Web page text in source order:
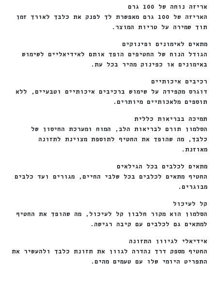
אריזה נוחה של 100 גרם
האריזה של 100 גרם מאפשרת לך לפנק את כלבך לאורך זמן
תוך שמירה על טריות המוצר.
מתאים לאימונים ופינוקים
הגודל הנוח של החטיפים הופך אותם לאידיאליים לשימוש
באימונים או כפינוק מהיר בכל עת.
רכיבים איכותיים
דוגרס מקפידה על שימוש ברכיבים איכותיים וטבעיים, ללא
תוספים מלאכותיים מיותרים.
תמיכה בבריאות כללית
הסלמון תורם לבריאות הלב, המוח ומערכת החיסון של
כלבך, מה שהופך את החטיף לתוספת מצוינת לתזונה
מאוזנת.
מתאים לכלבים בכל הגילאים
החטיף מתאים לכלבים בכל שלבי החיים, מגורים ועד כלבים
מבוגרים.
קל לעיכול
הסלמון הוא מקור חלבון קל לעיכול, מה שהופך את החטיף
למתאים גם לכלבים עם קיבה רגישה.
אידיאלי לגיוון התזונה
החטיף מספק דרך נהדרה לגוון את תזונת כלבך ולהעשיר את
התפריט היומי שלו עם טעמים מהים.